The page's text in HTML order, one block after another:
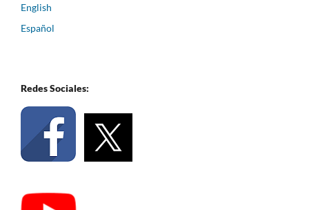
English
Español
Redes Sociales: